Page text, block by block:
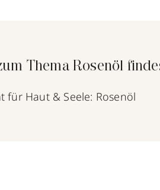
Thema Rosenöl
für Haut & Seele: Rosenöl